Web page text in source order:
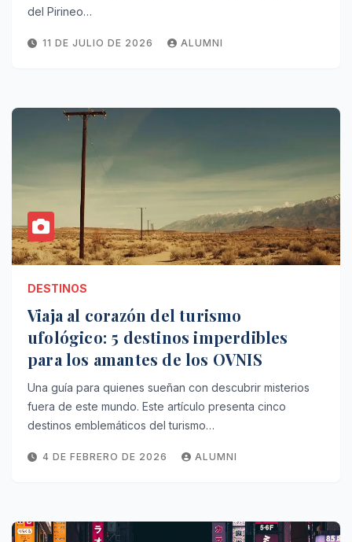
del Pirineo…
11 DE JULIO DE 2026 ALUMNI
DESTINOS
Viaja al corazón del turismo
ufológico: 5 destinos imperdibles
para los amantes de los OVNIS
Una guía para quienes sueñan con descubrir misterios
fuera de este mundo. Este artículo presenta cinco
destinos emblemáticos del turismo…
4 DE FEBRERO DE 2026 ALUMNI